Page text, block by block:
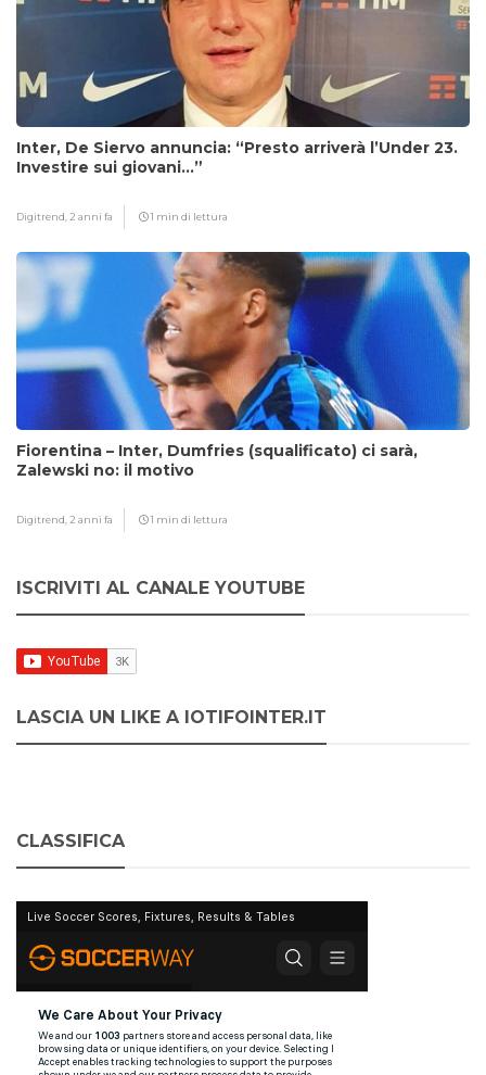
Inter, De Siervo annuncia: “Presto arriverà l’Under 23.
Investire sui giovani…”
Digitrend, 2 anni fa 1 min di lettura
Fiorentina – Inter, Dumfries (squalificato) ci sarà,
Zalewski no: il motivo
Digitrend, 2 anni fa 1 min di lettura
ISCRIVITI AL CANALE YOUTUBE
LASCIA UN LIKE A IOTIFOINTER.IT
CLASSIFICA